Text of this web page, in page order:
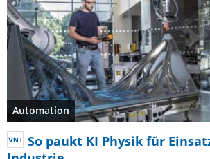
Automation
So paukt KI Physik für